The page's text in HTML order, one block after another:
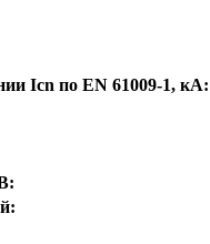
Icn по EN 61009-1, кА: